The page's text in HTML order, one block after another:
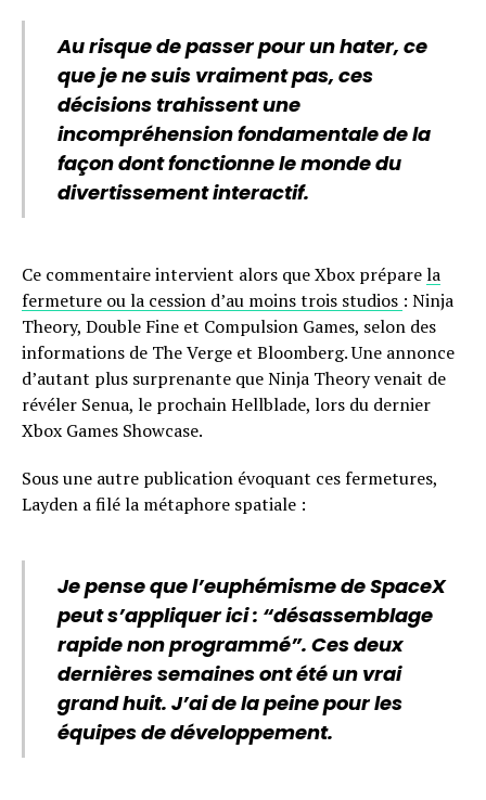
Au risque de passer pour un hater, ce
que je ne suis vraiment pas, ces
décisions trahissent une
incompréhension fondamentale de la
façon dont fonctionne le monde du
divertissement interactif.
Ce commentaire intervient alors que Xbox préparela
fermeture ou la cession d’au moins trois studios : Ninja
Theory, Double Fine et Compulsion Games, selon des
informations de The Verge et Bloomberg. Une annonce
d’autant plus surprenante que Ninja Theory venait de
révéler Senua, le prochain Hellblade, lors du dernier
Xbox Games Showcase.
Sous une autre publication évoquant ces fermetures,
Layden a filé la métaphore spatiale :
Je pense que l’euphémisme de SpaceX
peut s’appliquer ici : “désassemblage
rapide non programmé”. Ces deux
dernières semaines ont été un vrai
grand huit. J’ai de la peine pour les
équipes de développement.